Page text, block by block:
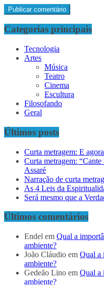
Categorias principais
Tecnologia
Artes
Música
Teatro
Cinema
Escultura
Filosofando
Geral
Últimos posts
Curta metragem: E
Curta metragem:
Assaré
Narração de curta
As 4 Leis da
Será mesmo que a
Últimos comentários
Endel em Qual a
ambiente?
João Cláudio em Qual a
ambiente?
Gedeão Lino em Qual a
ambiente?